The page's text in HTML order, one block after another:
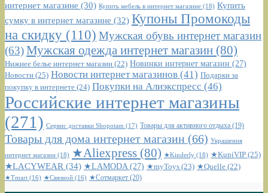
интернет магазине (30) Купить мебель в интернет магазине (18) Купить
сумку в интернет магазине (32) Купоны Промокоды
на скидку (110) Мужская обувь интернет магазин
(63)Мужская одежда интернет магазин (80)
Нижнее белье интернет магазин (22) Новинки интернет магазин (27)
Новости (25) Новости интернет магазинов (41) Подарки за
покупку в интернете (24) Покупки на Алиэкспресс (46)
Российские интернет магазины
(271) Сервис доставки Shopotam (17) Товары для активного отдыха (19)
Товары для дома интернет магазин (66) Украшения
интернет магазин (18) ★Aliexpress (80) ★Kinderly (18) ★KupiVIP (25)
★LACYWEAR (34) ★LAMODA(27) ★myToys (23) ★Quelle (22)
★Tmart (16) ★Связной (16) ★Сотмаркет (20)